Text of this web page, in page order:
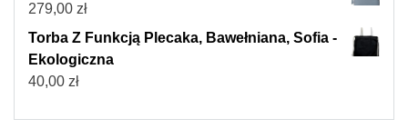
279,00 zł
Torba Z Funkcją Plecaka, Bawełniana, Sofia -
Ekologiczna
40,00 zł